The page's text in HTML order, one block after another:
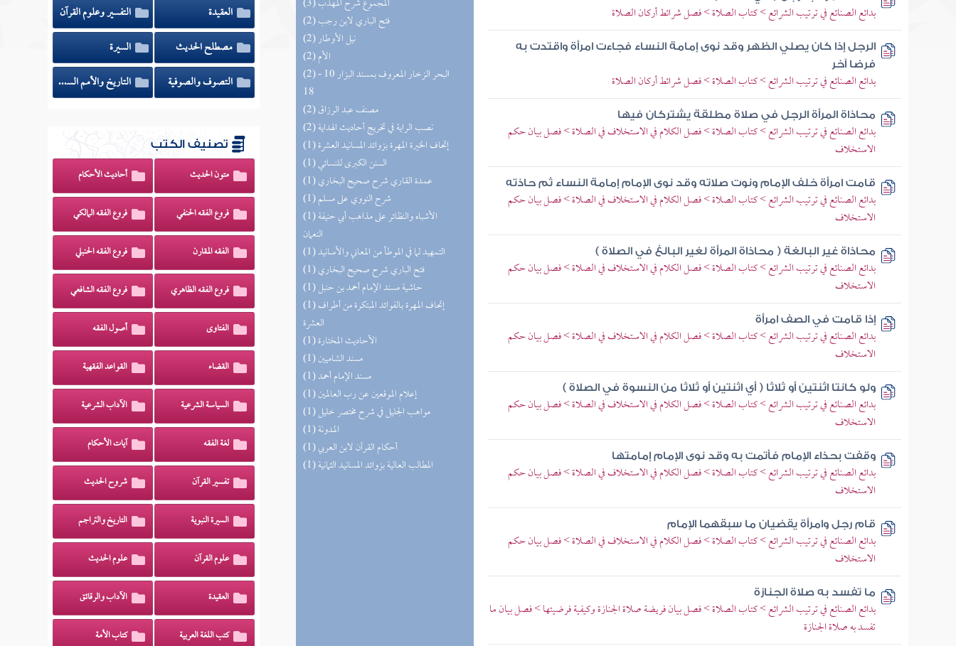
(2) فتح الباري لابن رجب
(2) نيل الأوطار
(2) الأم
(2) البحر الزخار المعروف بمسند البزار 10 -
18
(2) مصنف عبد الرزاق
(2) نصب الراية في تخريج أحاديث الهداية
(1) إتحاف الخيرة المهرة بزوائد المسانيد العشرة
(1) السنن الكبرى للنسائي
(1) عمدة القاري شرح صحيح البخاري
(1) شرح النووي على مسلم
(1) الأشباه والنظائر على مذاهب أبي حنيفة
النعمان
(1) التمهيد لما في الموطأ من المعاني والأسانيد
(1) فتح الباري شرح صحيح البخاري
(1) حاشية مسند الإمام أحمد بن حنبل
(1) إتحاف المهرة بالفوائد المبتكرة من أطراف
العشرة
(1) الأحاديث المختارة
(1) مسند الشاميين
(1) مسند الإمام أحمد
(1) إعلام الموقعين عن رب العالمين
(1) مواهب الجليل في شرح مختصر خليل
(1) المدونة
(1) أحكام القرآن لابن العربي
(1) المطالب العالية بزوائد المسانيد الثمانية
بدائع الصنائع في ترتيب الشرائع > كتاب الصلاة > فصل شرائط أركان الصلاة
الرجل إذا كان يصلي الظهر وقد نوى إمامة النساء فجاءت امرأة واقتدت به
فرضا آخر
بدائع الصنائع في ترتيب الشرائع > كتاب الصلاة > فصل شرائط أركان الصلاة
محاذاة المرأة الرجل في صلاة مطلقة يشتركان فيها
بدائع الصنائع في ترتيب الشرائع > كتاب الصلاة > فصل الكلام في الاستخلاف في الصلاة > فصل بيان حكم
الاستخلاف
قامت امرأة خلف الإمام ونوت صلاته وقد نوى الإمام إمامة النساء ثم حاذته
بدائع الصنائع في ترتيب الشرائع > كتاب الصلاة > فصل الكلام في الاستخلاف في الصلاة > فصل بيان حكم
الاستخلاف
محاذاة غير البالغة ( محاذاة المرأة لغير البالغ في الصلاة )
بدائع الصنائع في ترتيب الشرائع > كتاب الصلاة > فصل الكلام في الاستخلاف في الصلاة > فصل بيان حكم
الاستخلاف
إذا قامت في الصف امرأة
بدائع الصنائع في ترتيب الشرائع > كتاب الصلاة > فصل الكلام في الاستخلاف في الصلاة > فصل بيان حكم
الاستخلاف
ولو كانتا اثنتين أو ثلاثا ( أي اثنتين أو ثلاثا من النسوة في الصلاة )
بدائع الصنائع في ترتيب الشرائع > كتاب الصلاة > فصل الكلام في الاستخلاف في الصلاة > فصل بيان حكم
الاستخلاف
وقفت بحذاء الإمام فأتمت به وقد نوى الإمام إمامتها
بدائع الصنائع في ترتيب الشرائع > كتاب الصلاة > فصل الكلام في الاستخلاف في الصلاة > فصل بيان حكم
الاستخلاف
قام رجل وامرأة يقضيان ما سبقهما الإمام
بدائع الصنائع في ترتيب الشرائع > كتاب الصلاة > فصل الكلام في الاستخلاف في الصلاة > فصل بيان حكم
الاستخلاف
ما تفسد به صلاة الجنازة
بدائع الصنائع في ترتيب الشرائع > كتاب الصلاة > فصل بيان فريضة صلاة الجنازة وكيفية فرضيتها > فصل بيان ما
تفسد به صلاة الجنازة
العقيدة
التفسير وعلوم القرآن
مصطلح الحديث
السيرة
التصوف والصوفية
التاريخ والأمم السابقة
تصنيف الكتب
متون الحديث أحاديث الأحكام
فروع الفقه الحنفي فروع الفقه المالكي
الفقه المقارن فروع الفقه الحنبلي
فروع الفقه الظاهري فروع الفقه الشافعي
الفتاوى أصول الفقه
القضاء القواعد الفقهية
السياسة الشرعية الآداب الشرعية
لغة الفقه آيات الأحكام
تفسير القرآن شروح الحديث
السيرة النبوية التاريخ والتراجم
علوم القرآن علوم الحديث
العقيدة الآداب والرقائق
كتب اللغة العربية كتاب الأمة